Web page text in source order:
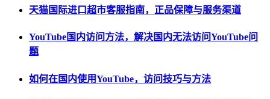
天猫国际进口超市客服指南，正品保障与服务渠道
YouTube国内访问方法，解决国内无法访问YouTube问
题
如何在国内使用YouTube，访问技巧与方法